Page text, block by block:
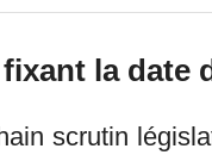
la date
scrutin